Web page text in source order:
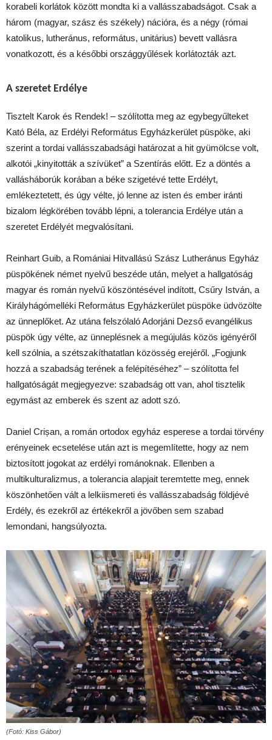
korabeli korlátok között mondta ki a vallásszabadságot. Csak a
három (magyar, szász és székely) nációra, és a négy (római
katolikus, lutheránus, református, unitárius) bevett vallásra
vonatkozott, és a későbbi országgyűlések korlátozták azt.
A szeretet Erdélye
Tisztelt Karok és Rendek! – szólította meg az egybegyűlteket
Kató Béla, az Erdélyi Református Egyházkerület püspöke, aki
szerint a tordai vallásszabadsági határozat a hit gyümölcse volt,
alkotói „kinyitották a szívüket” a Szentírás előtt. Ez a döntés a
vallásháborúk korában a béke szigetévé tette Erdélyt,
emlékeztetett, és úgy vélte, jó lenne az isten és ember iránti
bizalom légkörében tovább lépni, a tolerancia Erdélye után a
szeretet Erdélyét megvalósítani.
Reinhart Guib, a Romániai Hitvallású Szász Lutheránus Egyház
püspökének német nyelvű beszéde után, melyet a hallgatóság
magyar és román nyelvű köszöntésével indított, Csűry István, a
Királyhágómelléki Református Egyházkerület püspöke üdvözölte
az ünneplőket. Az utána felszólaló Adorjáni Dezső evangélikus
püspök úgy vélte, az ünneplésnek a megújulás közös igényéről
kell szólnia, a szétszakíthatatlan közösség erejéről. „Fogjunk
hozzá a szabadság terének a felépítéséhez” – szólította fel
hallgatóságát megjegyezve: szabadság ott van, ahol tisztelik
egymást az emberek és szent az adott szó.
Daniel Crișan, a román ortodox egyház esperese a tordai törvény
erényeinek ecsetelése után azt is megemlítette, hogy az nem
biztosított jogokat az erdélyi románoknak. Ellenben a
multikulturalizmus, a tolerancia alapjait teremtette meg, ennek
köszönhetően vált a lelkiismereti és vallásszabadság földjévé
Erdély, és ezekről az értékekről a jövőben sem szabad
lemondani, hangsúlyozta.
(Fotó: Kiss Gábor)